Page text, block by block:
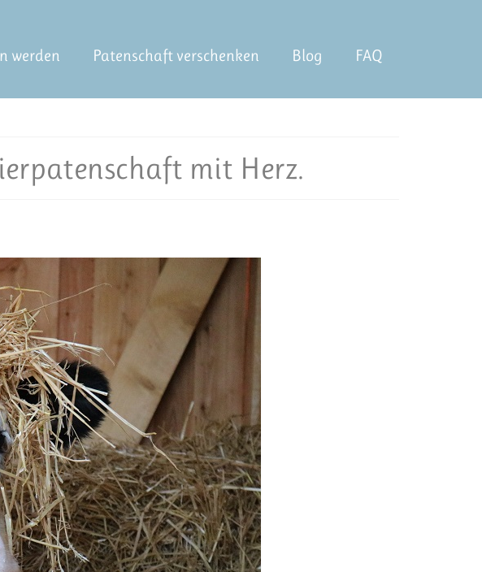
werden Patenschaft verschenken Blog FAQ
mit Herz.